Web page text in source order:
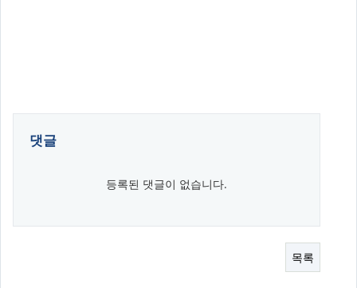
댓글
등록된 댓글이 없습니다.
목록